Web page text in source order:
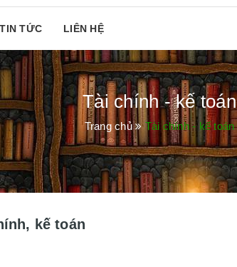
TIN TỨC LIÊN HỆ
Tài chính - kế toán
Trang chủ Tài chính - kế toán
kế toán